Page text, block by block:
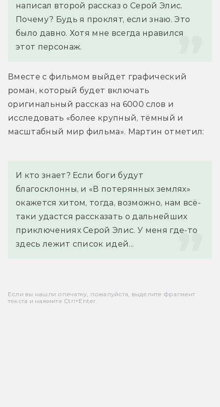
написал второй рассказ о Серой Элис.
Почему? Будь я проклят, если знаю. Это
было давно. Хотя мне всегда нравился
этот персонаж.
Вместе с фильмом выйдет графический
роман, который будет включать
оригинальный рассказ на 6000 слов и
исследовать «более крупный, тёмный и
масштабный мир фильма». Мартин отметил:
И кто знает? Если боги будут
благосклонны, и «В потерянных землях»
окажется хитом, тогда, возможно, нам всё-
таки удастся рассказать о дальнейших
приключениях Серой Элис. У меня где-то
здесь лежит список идей...
Если вы нашли опечатку, пожалуйста, выделите фрагмент
текста и нажмите Ctrl+Enter.